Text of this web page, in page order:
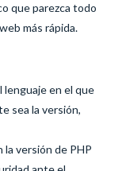
que parezca todo
más rápida.
lenguaje en el que
sea la versión,
la versión de PHP